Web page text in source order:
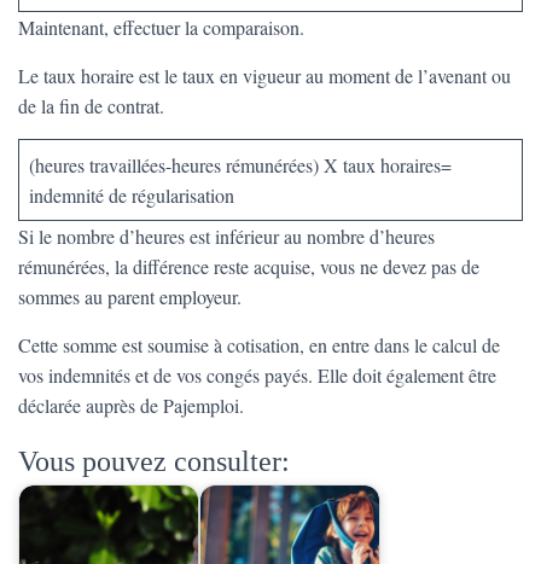
Maintenant, effectuer la comparaison.
Le taux horaire est le taux en vigueur au moment de l’avenant ou
de la fin de contrat.
(heures travaillées-heures rémunérées) X taux horaires=
indemnité de régularisation
Si le nombre d’heures est inférieur au nombre d’heures
rémunérées, la différence reste acquise, vous ne devez pas de
sommes au parent employeur.
Cette somme est soumise à cotisation, en entre dans le calcul de
vos indemnités et de vos congés payés. Elle doit également être
déclarée auprès de Pajemploi.
Vous pouvez consulter: